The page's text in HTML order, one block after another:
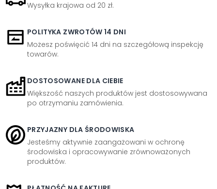
Wysyłka krajowa od 20 zł.
POLITYKA ZWROTÓW 14 DNI
Możesz poświęcić 14 dni na szczegółową inspekcję
towarów.
DOSTOSOWANE DLA CIEBIE
Większość naszych produktów jest dostosowywana
po otrzymaniu zamówienia.
PRZYJAZNY DLA ŚRODOWISKA
Jesteśmy aktywnie zaangażowani w ochronę
środowiska i opracowywanie zrównoważonych
produktów.